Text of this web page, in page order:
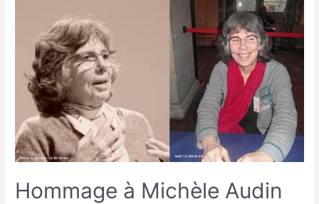
Hommage à Michèle Audin